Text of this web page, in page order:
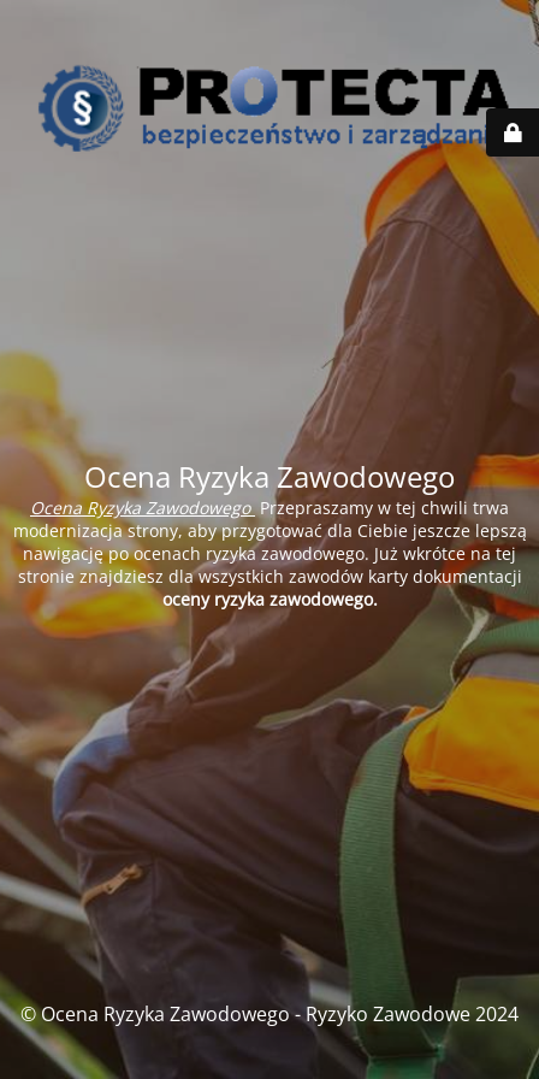
Ocena Ryzyka Zawodowego
Ocena Ryzyka ZawodowegoPrzepraszamy w tej chwili trwa
modernizacja strony, aby przygotować dla Ciebie jeszcze lepszą
nawigację po ocenach ryzyka zawodowego. Już wkrótce na tej
stronie znajdziesz dla wszystkich zawodów karty dokumentacji
oceny ryzyka zawodowego.
© Ocena Ryzyka Zawodowego - Ryzyko Zawodowe 2024